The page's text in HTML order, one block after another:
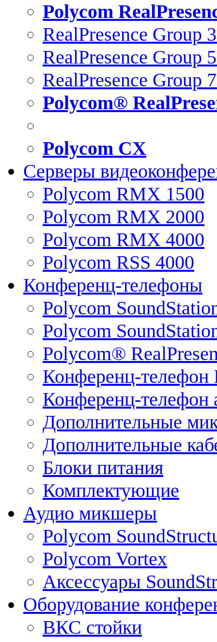
Polycom
RealPresence Group
RealPresence Group
RealPresence Group
Polycom®
Polycom CX
Серверы
Polycom RMX 1500
Polycom RMX 2000
Polycom RMX 4000
Polycom RSS 4000
Конференц-телефоны
Polycom
Polycom
Polycom®
Конференц-телефон
Конференц-телефон
Дополнительные
Дополнительные
Блоки питания
Комплектующие
Аудио микшеры
Polycom
Polycom Vortex
Аксессуары
Оборудование
ВКС стойки